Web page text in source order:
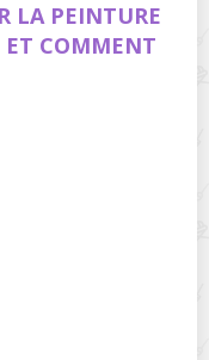
LA PEINTURE
ET COMMENT